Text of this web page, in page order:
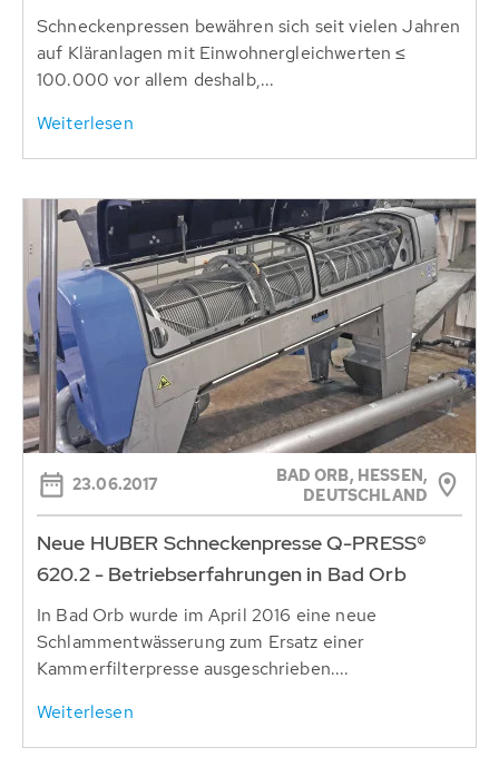
Schneckenpressen bewähren sich seit vielen Jahren
auf Kläranlagen mit Einwohnergleichwerten ≤
100.000 vor allem deshalb,...
Weiterlesen
23.06.2017
BAD ORB, HESSEN,
DEUTSCHLAND
Neue HUBER Schneckenpresse Q-PRESS®
620.2 - Betriebserfahrungen in Bad Orb
In Bad Orb wurde im April 2016 eine neue
Schlammentwässerung zum Ersatz einer
Kammerfilterpresse ausgeschrieben....
Weiterlesen